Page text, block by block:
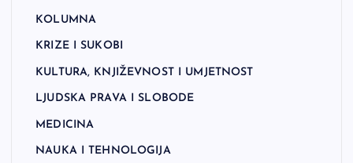
KOLUMNA
KRIZE I SUKOBI
KULTURA, KNJIŽEVNOST I UMJETNOST
LJUDSKA PRAVA I SLOBODE
MEDICINA
NAUKA I TEHNOLOGIJA